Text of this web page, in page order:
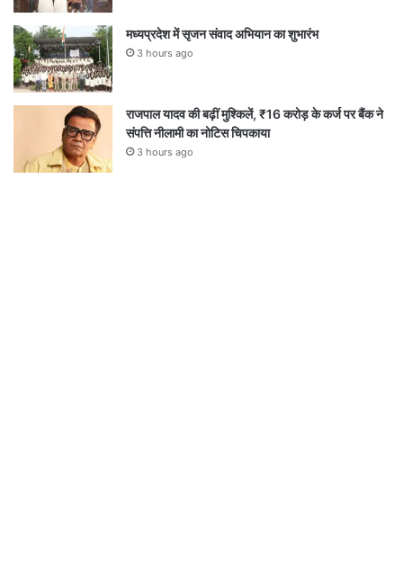
मध्यप्रदेश में सृजन संवाद अभियान का शुभारंभ
3 hours ago
राजपाल यादव की बढ़ीं मुश्किलें, ₹16 करोड़ के कर्ज पर बैंक ने
संपत्ति नीलामी का नोटिस चिपकाया
3 hours ago